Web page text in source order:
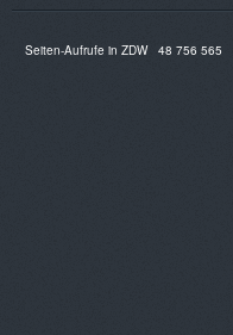
Seiten-Aufrufe in ZDW 48 756 565